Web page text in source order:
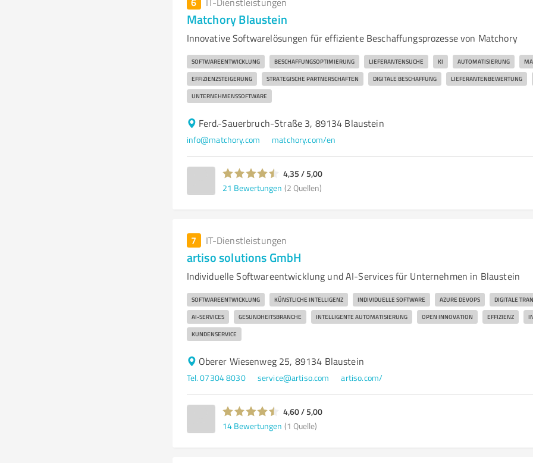
Matchory Blaustein
Innovative Softwarelösungen für effiziente Beschaffungsprozesse von Matchory
SOFTWAREENTWICKLUNG BESCHAFFUNGSOPTIMIERUNG LIEFERANTENSUCHE KI AUTOMATISIERUNG
EFFIZIENZSTEIGERUNG STRATEGISCHE PARTNERSCHAFTEN DIGITALE BESCHAFFUNG LIEFERANTENBEWERTUNG
UNTERNEHMENSSOFTWARE
Ferd.-Sauerbruch-Straße 3, 89134 Blaustein
info@matchory.com matchory.com/en
4,35 / 5,00
21 Bewertungen (2 Quellen)
7 IT-Dienstleistungen
artiso solutions GmbH
Individuelle Softwareentwicklung und AI-Services für Unternehmen in Blaustein
SOFTWAREENTWICKLUNG KÜNSTLICHE INTELLIGENZ INDIVIDUELLE SOFTWARE AZURE DEVOPS DIGITALE
AI-SERVICES GESUNDHEITSBRANCHE INTELLIGENTE AUTOMATISIERUNG OPEN INNOVATION EFFIZIENZ
KUNDENSERVICE
Oberer Wiesenweg 25, 89134 Blaustein
Tel. 07304 8030 service@artiso.com artiso.com/
4,60 / 5,00
14 Bewertungen (1 Quelle)